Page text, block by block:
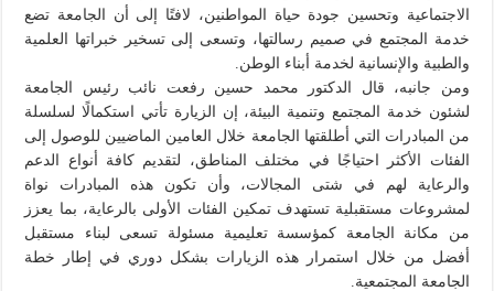
الاجتماعية وتحسين جودة حياة المواطنين، لافتًا إلى أن الجامعة تضع
خدمة المجتمع في صميم رسالتها، وتسعى إلى تسخير خبراتها العلمية
والطبية والإنسانية لخدمة أبناء الوطن.
ومن جانبه، قال الدكتور محمد حسين رفعت نائب رئيس الجامعة
لشئون خدمة المجتمع وتنمية البيئة، إن الزيارة تأتي استكمالًا لسلسلة
من المبادرات التي أطلقتها الجامعة خلال العامين الماضيين للوصول إلى
الفئات الأكثر احتياجًا في مختلف المناطق، لتقديم كافة أنواع الدعم
والرعاية لهم في شتى المجالات، وأن تكون هذه المبادرات نواة
لمشروعات مستقبلية تستهدف تمكين الفئات الأولى بالرعاية، بما يعزز
من مكانة الجامعة كمؤسسة تعليمية مسئولة تسعى لبناء مستقبل
أفضل من خلال استمرار هذه الزيارات بشكل دوري في إطار خطة
الجامعة المجتمعية.